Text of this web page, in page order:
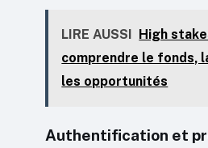
LIRE AUSSI
High
comprendre le fonds,
les opportunités
Authentification et